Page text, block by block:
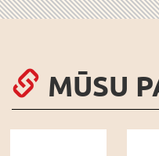
MŪSU